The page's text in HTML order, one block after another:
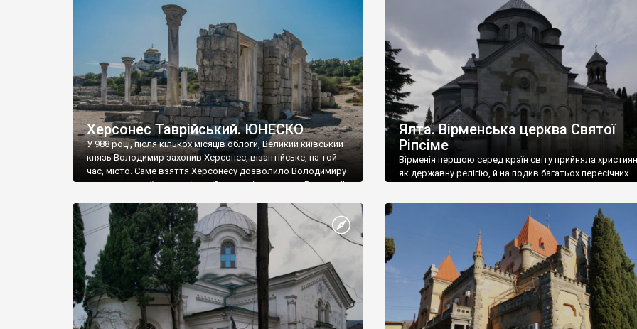
візантійської доби. Раритети викрадені з фондів об’єкту
культурної спадщини ЮНЕСКО «Херсонеса Таврійського».
Офіційно – на виставку «Золото Візантії», але експерти та
влада в Україні вважають це лише […]
називаються «повстяками» (postaki)…” “Вино. Крим
виробляє відмінне вино і його вдосталь: воно все
легке біле і дуже […]
Херсонес Таврійський. ЮНЕСКО
У 988 році, після кількох місяців облоги, Великий київський
князь Володимир захопив Херсонес, візантійське, на той
час, місто. Саме взяття Херсонесу дозволило Володимиру
диктувати свої умови візантійському імператору Василю ІІ,
Херсонесі Володимир-язичник, став Василем-
християнином. А потім було Хрещення Русі. На честь
Херсонесу Таврійського названо місто […]
Ялта. Вірменська церква Святої
Ріпсіме
Вірменія першою серед країн світу прийняла
як державну релігію, й на подив багатьох пересічних